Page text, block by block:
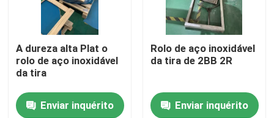
Casa
Produtos
A dureza alta Plat o
rolo de aço inoxidável
da tira
Enviar inquérito
Rolo de aço inoxidável
da tira de 2BB 2R
Enviar inquérito